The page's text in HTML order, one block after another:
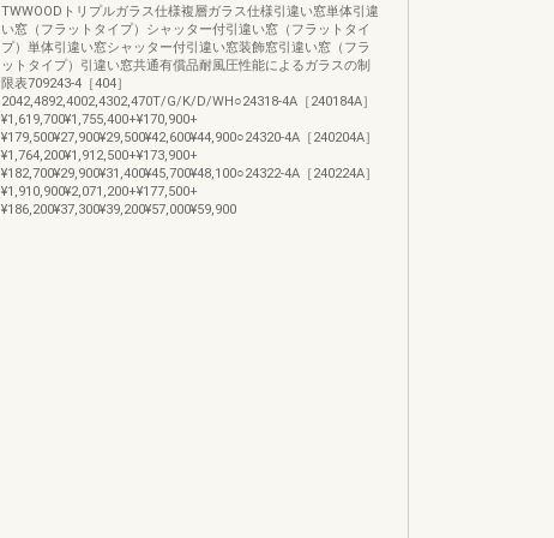
TWWOODトリプルガラス仕様複層ガラス仕様引違い窓単体引違
い窓（フラットタイプ）シャッター付引違い窓（フラットタイ
プ）単体引違い窓シャッター付引違い窓装飾窓引違い窓（フラ
ットタイプ）引違い窓共通有償品耐風圧性能によるガラスの制
限表709243-4［404］
2042,4892,4002,4302,470T/G/K/D/WH○24318-4A［240184A］
¥1,619,700¥1,755,400+¥170,900+
¥179,500¥27,900¥29,500¥42,600¥44,900○24320-4A［240204A］
¥1,764,200¥1,912,500+¥173,900+
¥182,700¥29,900¥31,400¥45,700¥48,100○24322-4A［240224A］
¥1,910,900¥2,071,200+¥177,500+
¥186,200¥37,300¥39,200¥57,000¥59,900